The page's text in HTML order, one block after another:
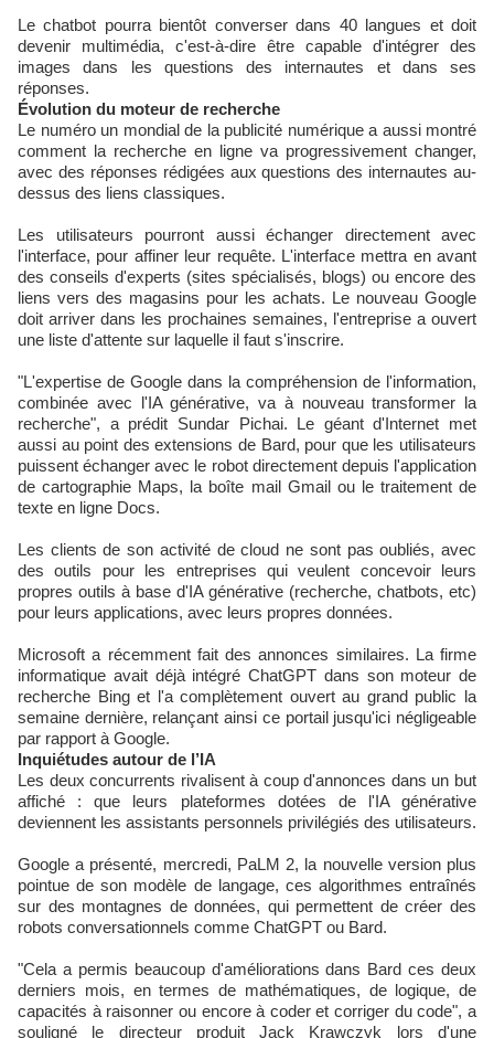
Le chatbot pourra bientôt converser dans 40 langues et doit
devenir multimédia, c'est-à-dire être capable d'intégrer des
images dans les questions des internautes et dans ses
réponses.
Évolution du moteur de recherche
Le numéro un mondial de la publicité numérique a aussi montré
comment la recherche en ligne va progressivement changer,
avec des réponses rédigées aux questions des internautes au-
dessus des liens classiques.
Les utilisateurs pourront aussi échanger directement avec
l'interface, pour affiner leur requête. L'interface mettra en avant
des conseils d'experts (sites spécialisés, blogs) ou encore des
liens vers des magasins pour les achats. Le nouveau Google
doit arriver dans les prochaines semaines, l'entreprise a ouvert
une liste d'attente sur laquelle il faut s'inscrire.
"L'expertise de Google dans la compréhension de l'information,
combinée avec l'IA générative, va à nouveau transformer la
recherche", a prédit Sundar Pichai. Le géant d'Internet met
aussi au point des extensions de Bard, pour que les utilisateurs
puissent échanger avec le robot directement depuis l'application
de cartographie Maps, la boîte mail Gmail ou le traitement de
texte en ligne Docs.
Les clients de son activité de cloud ne sont pas oubliés, avec
des outils pour les entreprises qui veulent concevoir leurs
propres outils à base d'IA générative (recherche, chatbots, etc)
pour leurs applications, avec leurs propres données.
Microsoft a récemment fait des annonces similaires. La firme
informatique avait déjà intégré ChatGPT dans son moteur de
recherche Bing et l'a complètement ouvert au grand public la
semaine dernière, relançant ainsi ce portail jusqu'ici négligeable
par rapport à Google.
Inquiétudes autour de l’IA
Les deux concurrents rivalisent à coup d'annonces dans un but
affiché : que leurs plateformes dotées de l'IA générative
deviennent les assistants personnels privilégiés des utilisateurs.
Google a présenté, mercredi, PaLM 2, la nouvelle version plus
pointue de son modèle de langage, ces algorithmes entraînés
sur des montagnes de données, qui permettent de créer des
robots conversationnels comme ChatGPT ou Bard.
"Cela a permis beaucoup d'améliorations dans Bard ces deux
derniers mois, en termes de mathématiques, de logique, de
capacités à raisonner ou encore à coder et corriger du code", a
souligné le directeur produit Jack Krawczyk lors d'une